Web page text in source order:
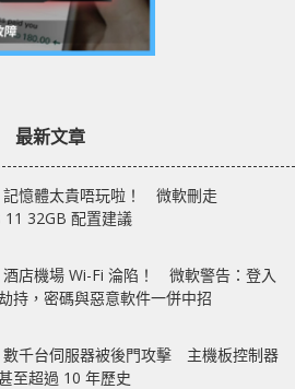
最新文章
記憶體太貴唔玩啦！ 微軟刪走
32GB 配置建議
酒店機場 Wi-Fi 淪陷！ 微軟警告：登入
持，密碼與惡意軟件一併中招
數千台伺服器被後門攻擊 主機板控制器
至超過 10 年歷史